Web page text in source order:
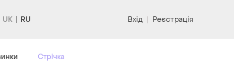
RU Вхід | Реєстрація
Стрічка